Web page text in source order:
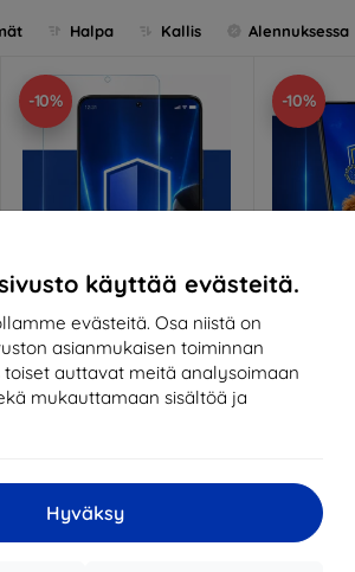
käyttää evästeitä.
evästeitä. Osa niistä on
asianmukaisen toiminnan
auttavat meitä analysoimaan
mukauttamaan sisältöä ja
Hyväksy
Halpa Kallis Alennuksessa
-10%
-10%
Alennus
kupongilla
EXTRA10
valmistettu
14,90 €
-10%
-10%
3mk